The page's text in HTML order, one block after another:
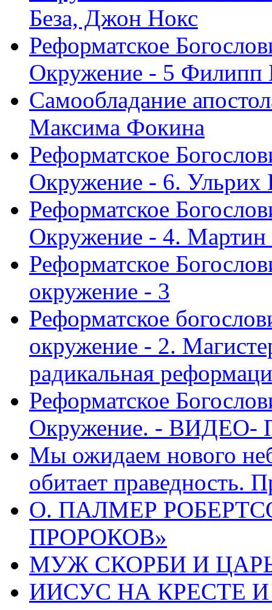
Беза, Джон Нокс
Реформатское
Окружение - 5 Филипп
Самообладание
Максима Фокина
Реформатское
Окружение - 6. Ульрих
Реформатское
Окружение - 4.
Реформатское
окружение - 3
Реформатское
окружение - 2.
радикальная
Реформатское
Окружение. - ВИДЕО-
Мы ожидаем нового
обитает праведность.
О. ПАЛМЕР
ПРОРОКОВ»
МУЖ СКОРБИ И ЦАРЬ
ИИСУС НА КРЕСТЕ